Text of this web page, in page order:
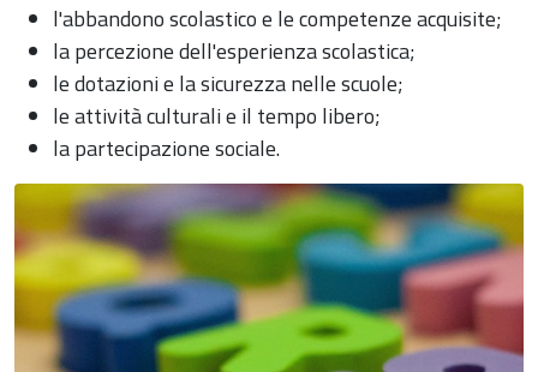
l'abbandono scolastico e le competenze acquisite;
la percezione dell'esperienza scolastica;
le dotazioni e la sicurezza nelle scuole;
le attività culturali e il tempo libero;
la partecipazione sociale.